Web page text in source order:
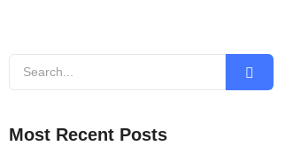
Most Recent Posts